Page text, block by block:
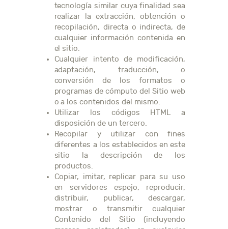
tecnología similar cuya finalidad sea
realizar la extracción, obtención o
recopilación, directa o indirecta, de
cualquier información contenida en
el sitio.
Cualquier intento de modificación,
adaptación, traducción, o
conversión de los formatos o
programas de cómputo del Sitio web
o a los contenidos del mismo.
Utilizar los códigos HTML a
disposición de un tercero.
Recopilar y utilizar con fines
diferentes a los establecidos en este
sitio la descripción de los
productos.
Copiar, imitar, replicar para su uso
en servidores espejo, reproducir,
distribuir, publicar, descargar,
mostrar o transmitir cualquier
Contenido del Sitio (incluyendo